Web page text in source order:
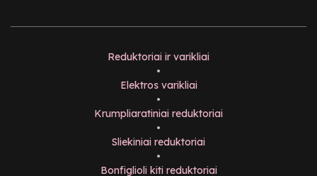
Reduktoriai ir varikliai
•
Elektros varikliai
•
Krumpliaratiniai reduktoriai
•
Sliekiniai reduktoriai
•
Bonfiglioli kiti reduktoriai